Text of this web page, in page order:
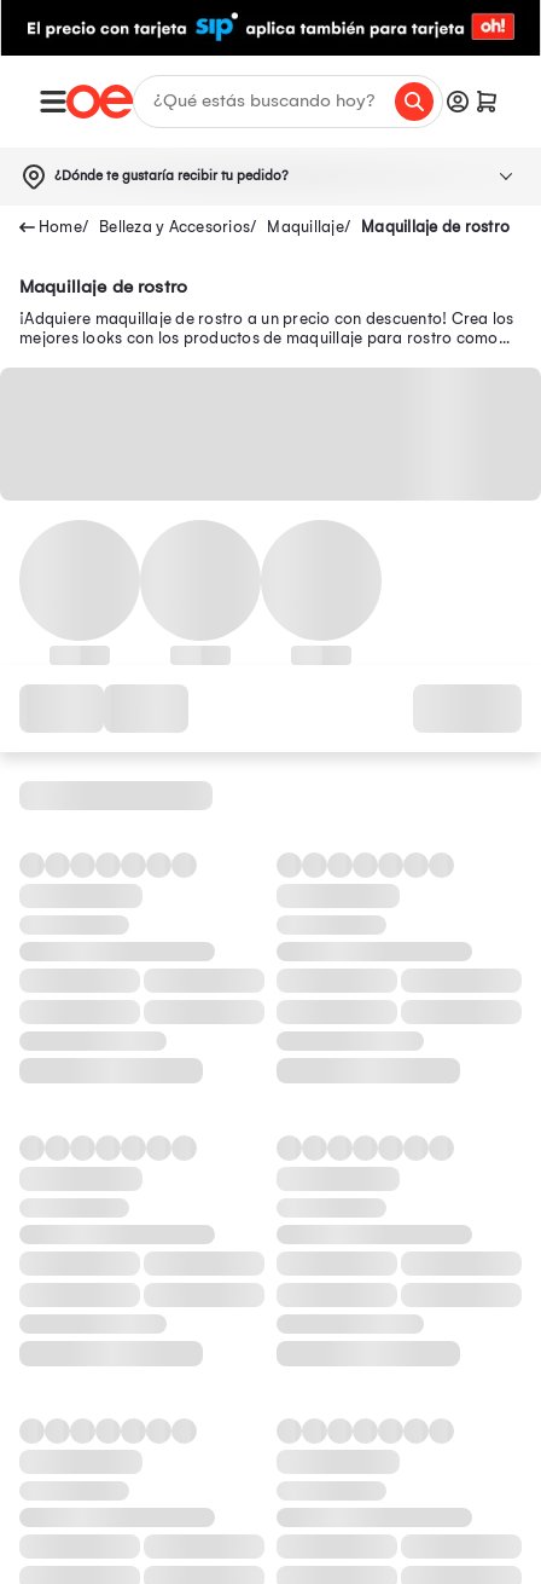
¿Dónde te gustaría recibir tu pedido?
Belleza y Accesorios Maquillaje Maquillaje de rostro
Maquillaje de rostro
¡Adquiere maquillaje de rostro a un precio con descuento! Crea los
mejores looks con los productos de maquillaje para rostro como